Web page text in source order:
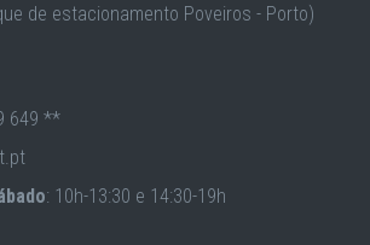
de estacionamento Poveiros - Porto)
649 **
: 10h-13:30 e 14:30-19h